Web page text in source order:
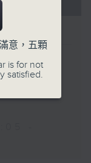
-
意，五顆
is for not
satisfied.